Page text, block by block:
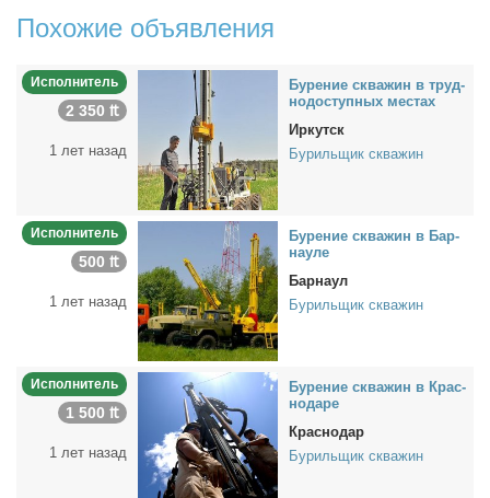
Похожие объявления
Исполнитель
2 350 ₶
1 лет назад
Бу­ре­ние сква­жин в труд­
но­до­ступ­ных ме­стах
Иркутск
Бурильщик скважин
Исполнитель
500 ₶
1 лет назад
Бу­ре­ние сква­жин в Бар­
нау­ле
Барнаул
Бурильщик скважин
Исполнитель
1 500 ₶
1 лет назад
Бу­ре­ние сква­жин в Крас­
но­да­ре
Краснодар
Бурильщик скважин